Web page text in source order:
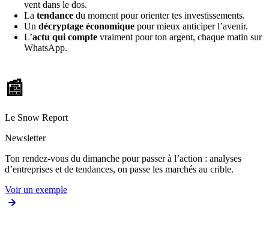
vent dans le dos.
La tendance du moment pour orienter tes investissements.
Un décryptage économique pour mieux anticiper l’avenir.
L’actu qui compte vraiment pour ton argent, chaque matin sur
WhatsApp.
📰
Le Snow Report
Newsletter
Ton rendez-vous du dimanche pour passer à l’action : analyses
d’entreprises et de tendances, on passe les marchés au crible.
Voir un exemple